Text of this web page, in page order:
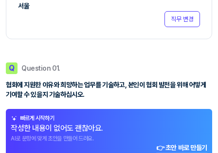
서울
직무 변경
Q Question 01.
협회에 지원한 이유와 희망하는 업무를 기술하고, 본인이 협회 발전을 위해 어떻게
기여할 수 있을지 기술하십시오.
빠르게 시작하기
작성한 내용이 없어도 괜찮아요.
AI로 문항에 맞게 초안을 만들어 드려요.
👉 초안 바로 만들기